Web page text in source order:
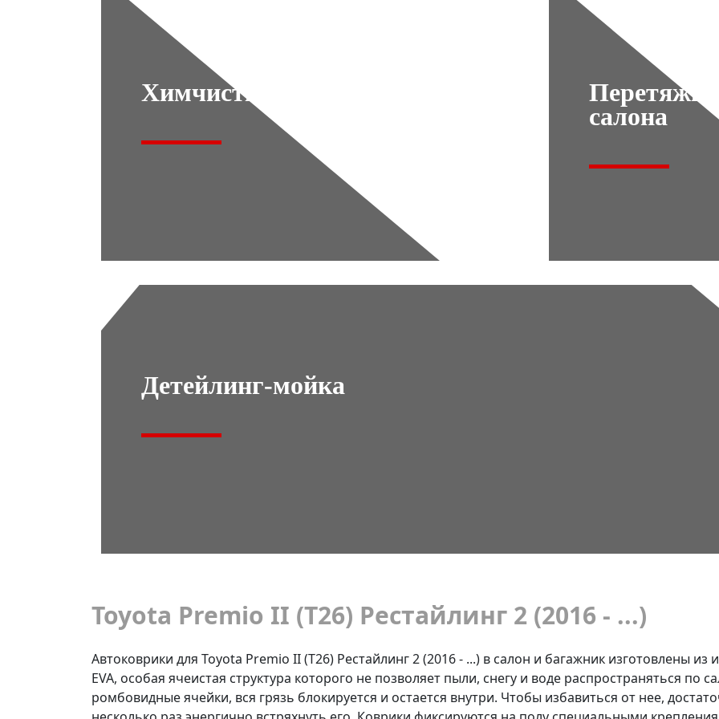
Химчистка
Перетяжка
салона
Детейлинг-мойка
Toyota Premio II (T26) Рестайлинг 2 (2016 - ...)
Автоковрики для Toyota Premio II (T26) Рестайлинг 2 (2016 - ...) в салон и багажник изготовлены
EVA, особая ячеистая структура которого не позволяет пыли, снегу и воде распространяться по
ромбовидные ячейки, вся грязь блокируется и остается внутри. Чтобы избавиться от нее,